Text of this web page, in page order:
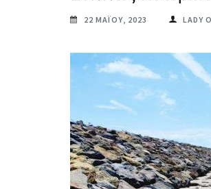
22 ΜΑΪ́ΟΥ, 2023 LADY